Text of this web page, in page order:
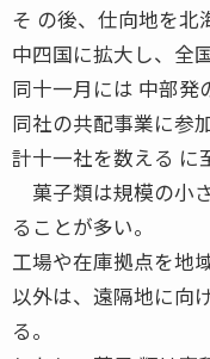
そ の後、仕向地を北
中四国に拡大し、全
同十一月には 中部発
同社の共配事業に参
計十一社を数える に
菓子類は規模の小
ることが多い。
工場や在庫拠点を地
以外は、遠隔地に向
る。